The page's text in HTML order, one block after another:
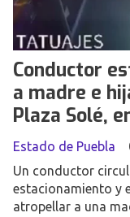
Conductor
a madre e
Plaza Solé,
Estado de Puebla
Un conductor
estacionamiento y
atropellar a una